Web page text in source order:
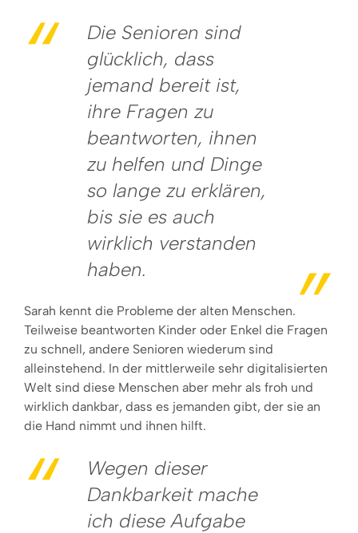
Die Senioren sind
glücklich, dass
jemand bereit ist,
ihre Fragen zu
beantworten, ihnen
zu helfen und Dinge
so lange zu erklären,
bis sie es auch
wirklich verstanden
haben.
Sarah kennt die Probleme der alten Menschen.
Teilweise beantworten Kinder oder Enkel die Fragen
zu schnell, andere Senioren wiederum sind
alleinstehend. In der mittlerweile sehr digitalisierten
Welt sind diese Menschen aber mehr als froh und
wirklich dankbar, dass es jemanden gibt, der sie an
die Hand nimmt und ihnen hilft.
Wegen dieser
Dankbarkeit mache
ich diese Aufgabe